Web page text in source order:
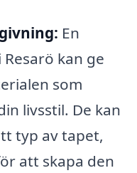
En
kan ge
som
livsstil. De kan
typ av tapet,
att skapa den